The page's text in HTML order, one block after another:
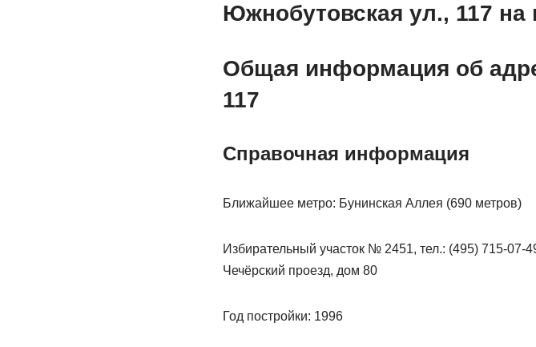
Южнобутовская ул., 117 на
Общая информация об
117
Справочная информация
Ближайшее метро: Бунинская Аллея (690 метров)
Избирательный участок № 2451, тел.: (495) 715-07-
Чечёрский проезд, дом 80
Год постройки: 1996